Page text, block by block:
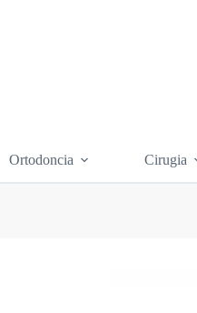
Ortodoncia Cirugia